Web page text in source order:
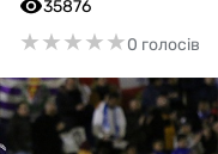
35876
★★★★★
★★★★★0 голосів